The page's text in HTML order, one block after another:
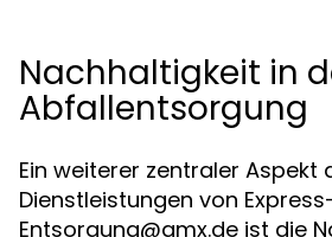
Nachhaltigkeit in
Abfallentsorgung
Ein weiterer zentraler Aspekt
Dienstleistungen von
Entsorgung@gmx.de ist die